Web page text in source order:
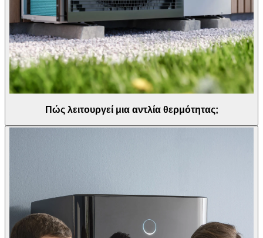
Πώς λειτουργεί μια αντλία θερμότητας;